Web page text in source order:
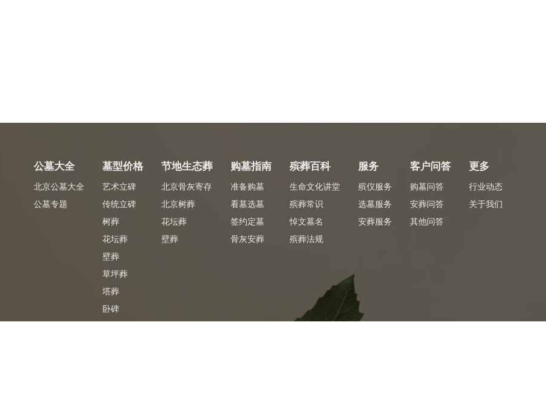
公墓大全
北京公墓大全
公墓专题
墓型价格
艺术立碑
传统立碑
树葬
花坛葬
壁葬
草坪葬
塔葬
卧碑
节地生态葬
北京骨灰寄存
北京树葬
花坛葬
壁葬
购墓指南
准备购墓
看墓选墓
签约定墓
骨灰安葬
殡葬百科
生命文化讲堂
殡葬常识
悼文墓名
殡葬法规
服务
殡仪服务
选墓服务
安葬服务
客户问答
购墓问答
安葬问答
其他问答
更多
行业动态
关于我们